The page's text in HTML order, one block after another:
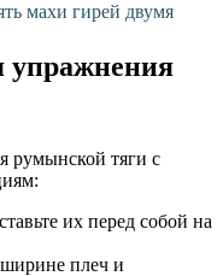
махи гирей двумя
упражнения
румынской тяги с
их перед собой на
плеч и